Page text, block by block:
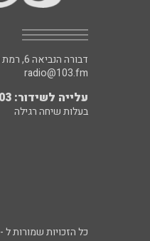
דבורה הנביאה 6, רמת השרון
radio@103.fm
עלייה לשידור: 0552-103-103
בעלות שיחה רגילה
כל הזכויות שמורות ל - 103FM